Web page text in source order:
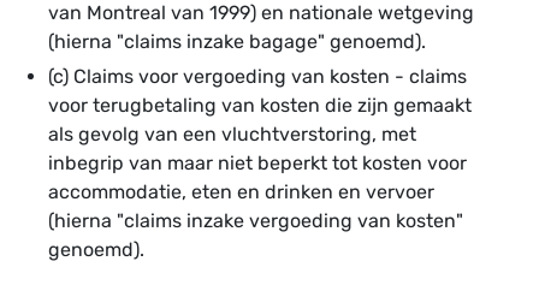
van Montreal van 1999) en nationale wetgeving
(hierna "claims inzake bagage" genoemd).
(c) Claims voor vergoeding van kosten - claims
voor terugbetaling van kosten die zijn gemaakt
als gevolg van een vluchtverstoring, met
inbegrip van maar niet beperkt tot kosten voor
accommodatie, eten en drinken en vervoer
(hierna "claims inzake vergoeding van kosten"
genoemd).